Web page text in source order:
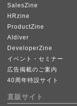
SalesZine
HRzine
ProductZine
AIdiver
DeveloperZine
イベント・セミナー
広告掲載のご案内
40周年特設サイト
直販サイト